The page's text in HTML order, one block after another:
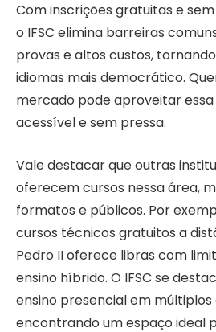
Com inscrições gratuitas e
o IFSC elimina barreiras
provas e altos custos,
idiomas mais democrático.
mercado pode aproveitar
acessível e sem pressa.
Vale destacar que outras
oferecem cursos nessa área,
formatos e públicos. Por
cursos técnicos gratuitos a
Pedro II oferece libras com
ensino híbrido. O IFSC se
ensino presencial em múltiplos
encontrando um espaço ideal